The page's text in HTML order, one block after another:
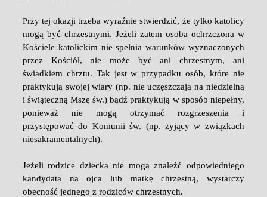
Przy tej okazji trzeba wyraźnie stwierdzić, że tylko katolicy
mogą być chrzestnymi. Jeżeli zatem osoba ochrzczona w
Kościele katolickim nie spełnia warunków wyznaczonych
przez Kościół, nie może być ani chrzestnym, ani
świadkiem chrztu. Tak jest w przypadku osób, które nie
praktykują swojej wiary (np. nie uczęszczają na niedzielną
i świąteczną Mszę św.) bądź praktykują w sposób niepełny,
ponieważ nie mogą otrzymać rozgrzeszenia i
przystępować do Komunii św. (np. żyjący w związkach
niesakramentalnych).
Jeżeli rodzice dziecka nie mogą znaleźć odpowiedniego
kandydata na ojca lub matkę chrzestną, wystarczy
obecność jednego z rodziców chrzestnych.